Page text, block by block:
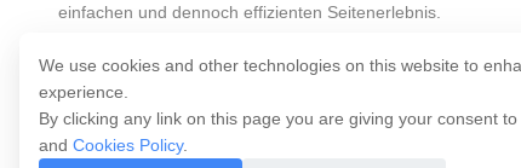
We use cookies and other technologies on this website to
experience.
By clicking any link on this page you are giving your consent
and Cookies Policy.
einfachen und dennoch effizienten Seitenerlebnis.
schneller und sicherer.